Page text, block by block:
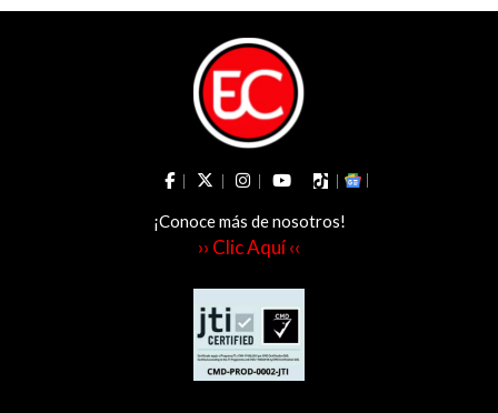
¡Conoce más de nosotros!
›› Clic Aquí ‹‹